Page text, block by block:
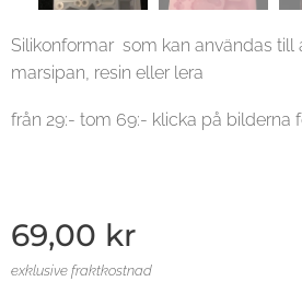
Silikonformar som kan användas till
marsipan, resin eller lera
från 29:- tom 69:- klicka på bilderna
69,00 kr
exklusive fraktkostnad